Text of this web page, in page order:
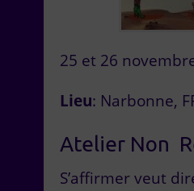
25 et 26
Lieu: Narbonne,
Atelier Non
S’affirmer veut